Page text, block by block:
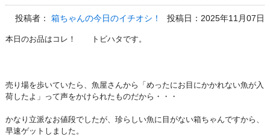
投稿者：箱ちゃんの今日のイチオシ！ 投稿日：2025年11月07日
本日のお品はコレ！ トビハタです。
売り場を歩いていたら、魚屋さんから「めったにお目にかかれない魚が入
荷したよ」って声をかけられたものだから・・・
かなり立派なお値段でしたが、珍らしい魚に目がない箱ちゃんですから、
早速ゲットしました。